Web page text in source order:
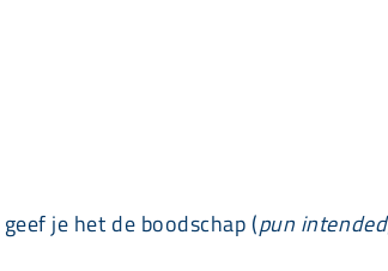
je het de boodschap (pun intended